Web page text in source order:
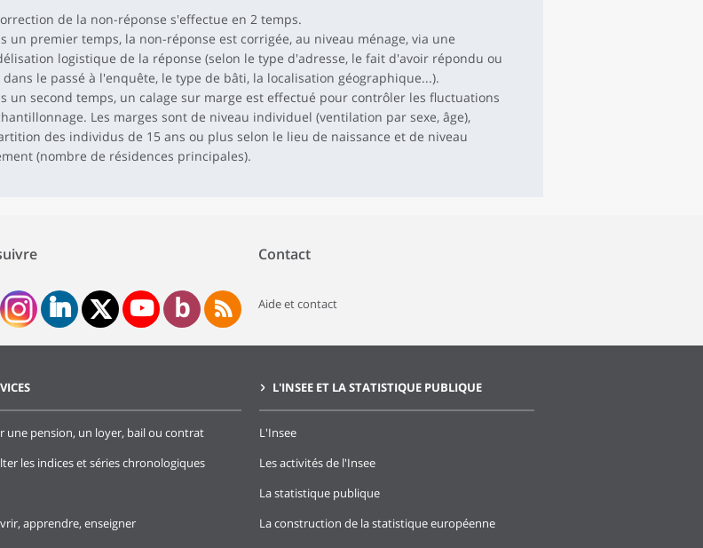
de la non-réponse s'effectue en 2 temps.
un premier temps, la non-réponse est corrigée, au niveau ménage, via une
logistique de la réponse (selon le type d'adresse, le fait d'avoir répondu ou
dans le passé à l'enquête, le type de bâti, la localisation géographique...).
un second temps, un calage sur marge est effectué pour contrôler les fluctuations
Les marges sont de niveau individuel (ventilation par sexe, âge),
des individus de 15 ans ou plus selon le lieu de naissance et de niveau
(nombre de résidences principales).
Contact
Aide et contact
une pension, un loyer, bail ou contrat
les indices et séries chronologiques
apprendre, enseigner
L'INSEE ET LA STATISTIQUE PUBLIQUE
L'Insee
Les activités de l'Insee
La statistique publique
La construction de la statistique européenne